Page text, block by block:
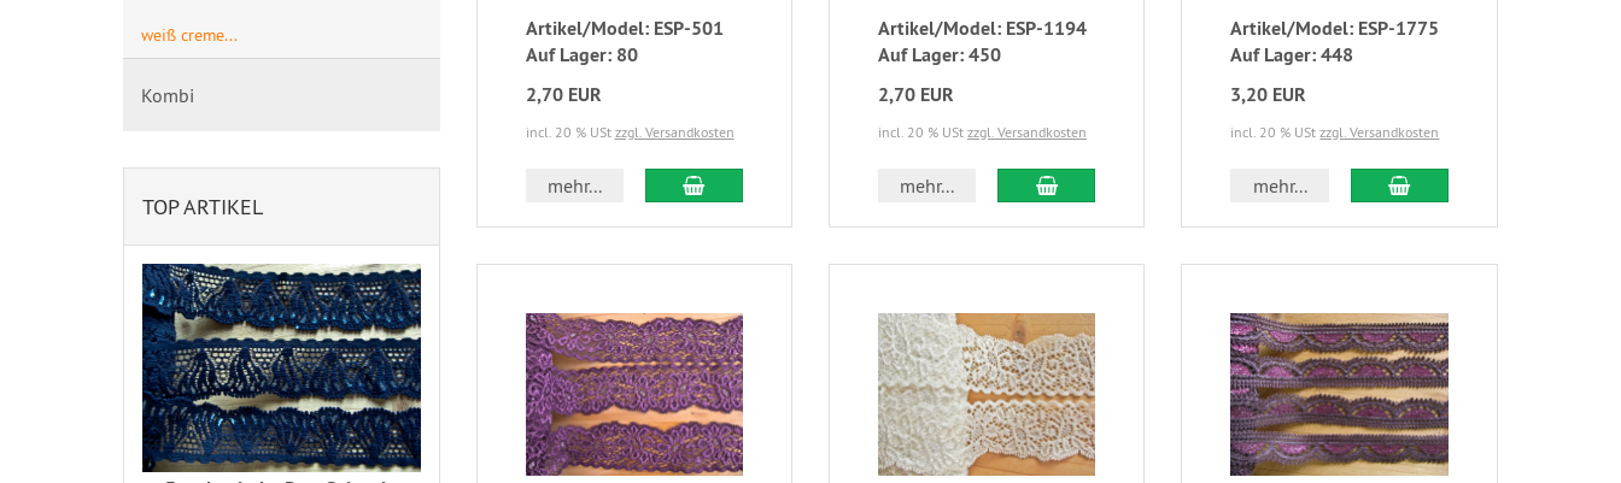
Artikel/Model: ESP-501
Auf Lager: 80
2,70 EUR
incl. 20 % USt zzgl. Versandkosten
mehr...
Artikel/Model: ESP-1194
Auf Lager: 450
2,70 EUR
incl. 20 % USt zzgl. Versandkosten
mehr...
Artikel/Model: ESP-1775
Auf Lager: 448
3,20 EUR
incl. 20 % UStzzgl. Versandkosten
mehr...
weiß creme...
Kombi
TOP ARTIKEL